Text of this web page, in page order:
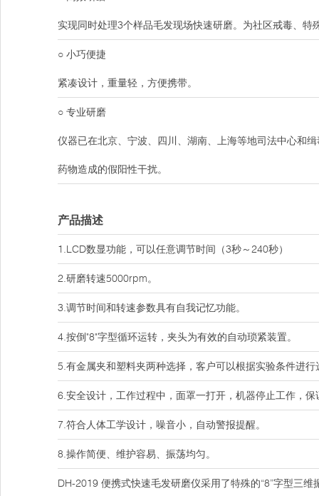
实现同时处理3个样品毛发现场快速研磨。为社区戒毒、特
○ 小巧便捷
紧凑设计，重量轻，方便携带。
○ 专业研磨
仪器已在北京、宁波、四川、湖南、上海等地司法中心和
药物造成的假阳性干扰。
产品描述
1.LCD数显功能，可以任意调节时间（3秒～240秒）
2.研磨转速5000rpm。
3.调节时间和转速参数具有自我记忆功能。
4.按倒"8"字型循环运转，夹头为有效的自动琐紧装置。
5.有金属夹和塑料夹两种选择，客户可以根据实验条件进行
6.安全设计，工作过程中，面罩一打开，机器停止工作，保
7.符合人体工学设计，噪音小，自动警报提醒。
8.操作简便、维护容易、振荡均匀。
DH-2019 便携式快速毛发研磨仪采用了特殊的“8”字型三